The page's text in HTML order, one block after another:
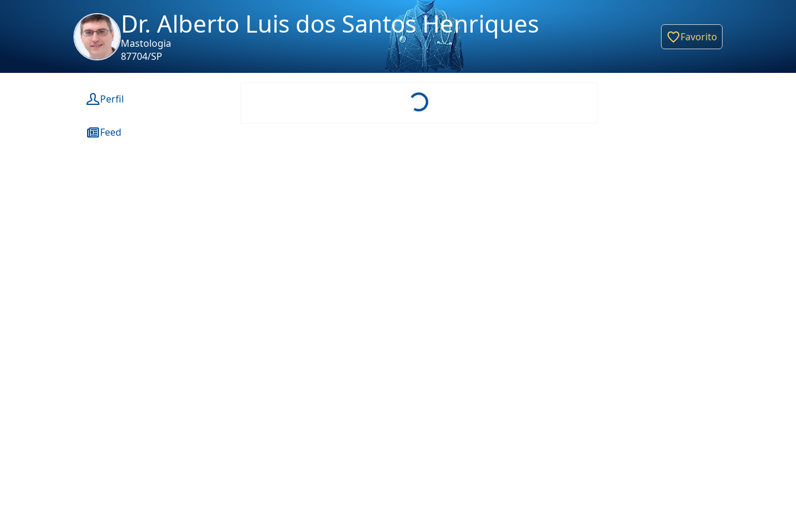
Dr. Alberto Luis dos Santos Henriques
Mastologia
87704/SP
Favorito
Perfil
Feed
Loading...